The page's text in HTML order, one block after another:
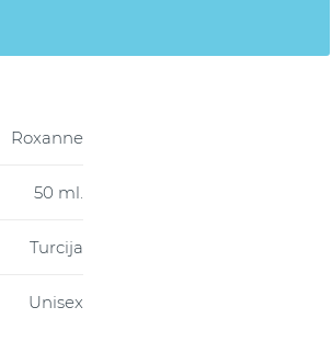
Roxanne
50 ml.
Turcija
Unisex